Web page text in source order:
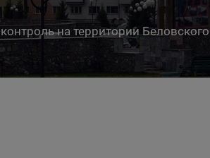
на территории Беловского